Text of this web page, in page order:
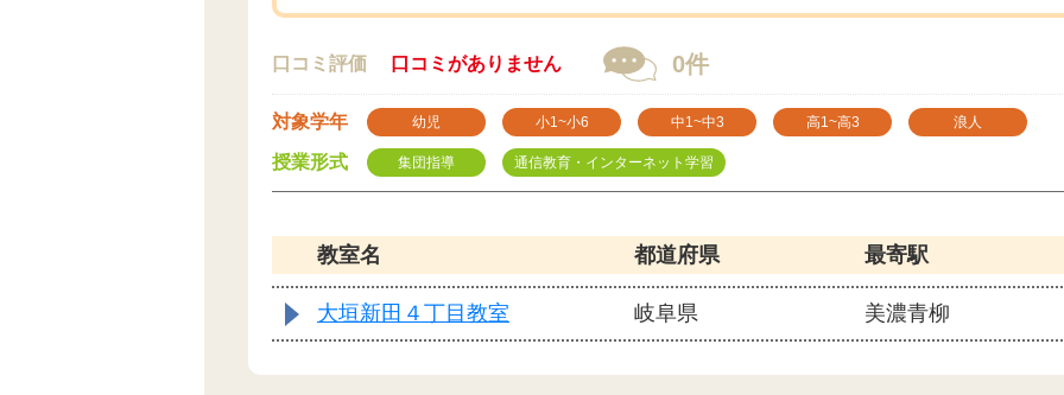
口コミ評価 口コミがありません 0件
対象学年 幼児 小1~小6 中1~中3 高1~高3 浪人
授業形式 集団指導 通信教育・インターネット学習
教室名 都道府県 最寄駅
大垣新田４丁目教室 岐阜県 美濃青柳